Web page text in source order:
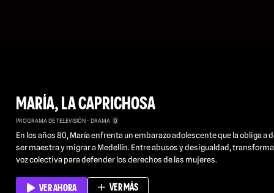
MARÍA, LA CAPRICHOSA
PROGRAMA DE TELEVISIÓN DRAMA 0
En los años 80, María enfrenta un embarazo adolescente que la obliga a
ser maestra y migrar a Medellín. Entre abusos y desigualdad,
voz colectiva para defender los derechos de las mujeres.
VER AHORA VER MÁS